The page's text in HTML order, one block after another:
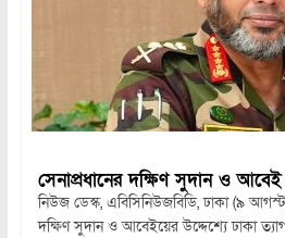
সেনাপ্রধানের দক্ষিণ সুদান ও
নিউজ ডেস্ক, এবিসিনিউজবিডি, ঢাকা (৯
দক্ষিণ সুদান ও আবেইয়ের উদ্দেশ্যে ঢাকা